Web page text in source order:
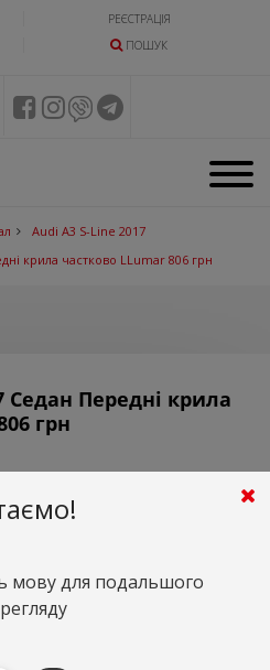
РЕЄСТРАЦІЯ
ПОШУК
Audi A3 S-Line 2017
крила частково LLumar 806 грн
Седан Передні крила
грн
мову для подальшого